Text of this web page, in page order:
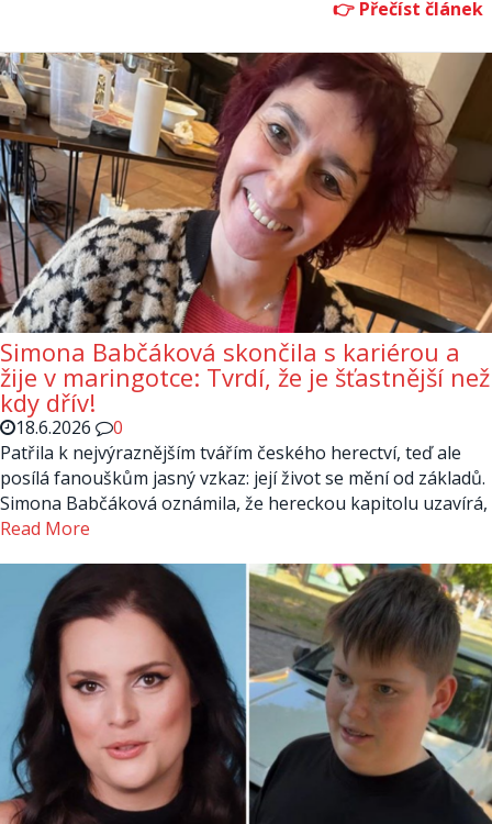
Simona Babčáková skončila s kariérou a
žije v maringotce: Tvrdí, že je šťastnější než
kdy dřív!
18.6.2026
0
Patřila k nejvýraznějším tvářím českého herectví, teď ale
posílá fanouškům jasný vzkaz: její život se mění od základů.
Simona Babčáková oznámila, že hereckou kapitolu uzavírá,
Read More